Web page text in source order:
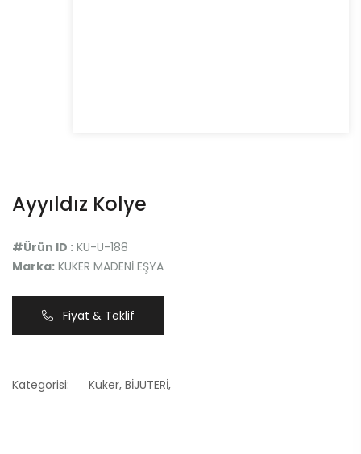
Ayyıldız Kolye
#Ürün ID : KU-U-188
Marka: KUKER MADENİ EŞYA
Fiyat & Teklif
Kategorisi: Kuker, BİJUTERİ,